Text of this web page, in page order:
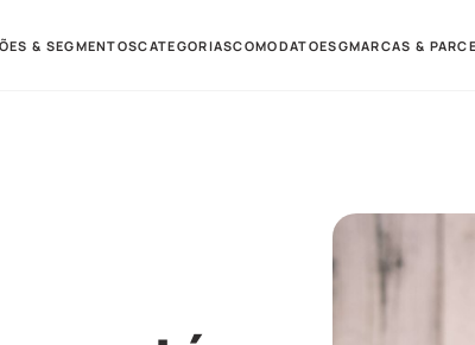
& SEGMENTOSCATEGORIASCOMODATOESGMARCAS &